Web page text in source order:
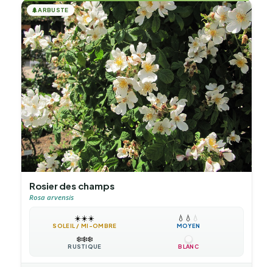
🌲ARBUSTE
Rosier des champs
Rosa arvensis
☀️☀️☀️
SOLEIL / MI-OMBRE
💧 💧 💧
MOYEN
❄️❄️❄️
RUSTIQUE BLANC